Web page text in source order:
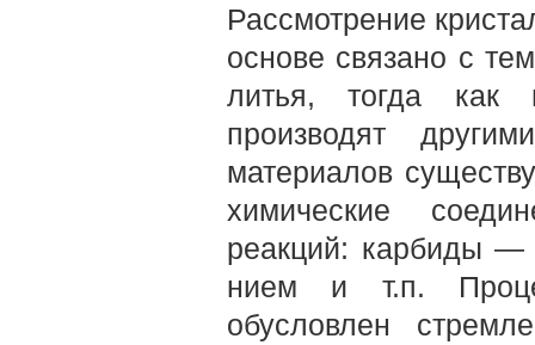
Рассмотрение
основе связано с
литья, тогда как
производят
материалов
химические
реакций: карбиды —
нием и т.п.
обусловлен